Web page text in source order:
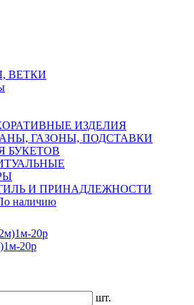
ВЕТКИ
ИЗДЕЛИЯ
ГАЗОНЫ, ПОДСТАВКИ
БУКЕТОВ
И ПРИНАДЛЕЖНОСТИ
наличию
20р
шт.